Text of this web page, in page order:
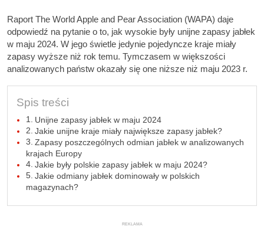
Raport The World Apple and Pear Association (WAPA) daje
odpowiedź na pytanie o to, jak wysokie były unijne zapasy jabłek
w maju 2024. W jego świetle jedynie pojedyncze kraje miały
zapasy wyższe niż rok temu. Tymczasem w większości
analizowanych państw okazały się one niższe niż maju 2023 r.
Spis treści
Unijne zapasy jabłek w maju 2024
Jakie unijne kraje miały największe zapasy jabłek?
Zapasy poszczególnych odmian jabłek w analizowanych
krajach Europy
Jakie były polskie zapasy jabłek w maju 2024?
Jakie odmiany jabłek dominowały w polskich
magazynach?
REKLAMA